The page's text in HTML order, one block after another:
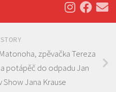
zpěvačka Tereza
potápěč do odpadu Jan
Show Jana Krause